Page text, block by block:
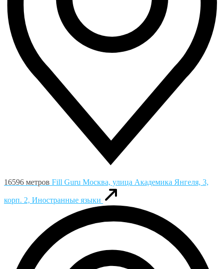
16596 метров Fill Guru Москва, улица Академика Янгеля, 3,
корп. 2, Иностранные языки